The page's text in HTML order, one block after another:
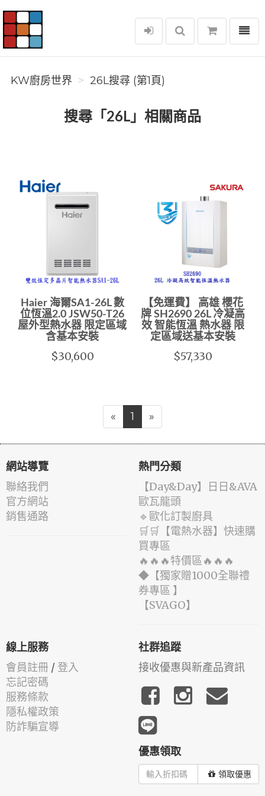
KW廚房世界
選單
KW廚房世界 26L搜尋 (第1頁)
搜尋「26L」相關商品
Haier 海爾SA1-26L 數
位恆溫2.0 JSW50-T26
屋外型熱水器 限定區域
含基本安裝
$30,600
【免運費】 高雄 櫻花
牌 SH2690 26L 冷凝高
效 智能恆溫 熱水器 限
定區域送基本安裝
$57,330
« 1 »
網站導覽
聯絡我們
官方網站
銷售通路
熱門分類
️【Day&Day】️日日&AVA
歐瓦龍頭
🔹歐化訂製廚具
🛒🛒【電熱水器】快速購
買專區
🔥🔥🔥特價區🔥🔥🔥
◆【獨家贈1000全聯禮
券專區 】
️【SVAGO】️
線上服務
會員註冊 / 登入
忘記密碼
服務條款
隱私權政策
防詐騙宣導
社群追蹤
接收優惠與新產品資訊
優惠領取
領取優惠